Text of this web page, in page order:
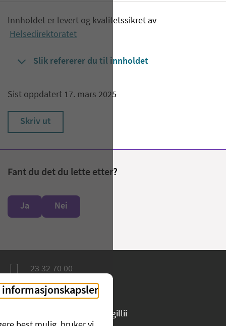
Innholdet er levert og kvalitetssikret av
Helsedirektoratet
Slik refererer du til innholdet
Sist oppdatert 17. mars 2025
Skriv ut
Fant du det du lette etter?
Ja Nei